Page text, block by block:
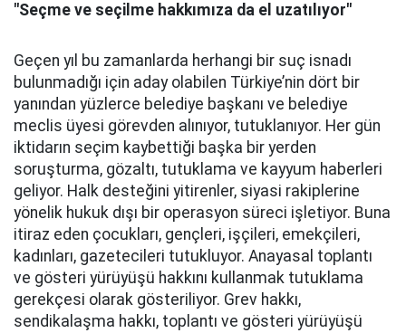
"Seçme ve seçilme hakkımıza da el uzatılıyor"
Geçen yıl bu zamanlarda herhangi bir suç isnadı
bulunmadığı için aday olabilen Türkiye’nin dört bir
yanından yüzlerce belediye başkanı ve belediye
meclis üyesi görevden alınıyor, tutuklanıyor. Her gün
iktidarın seçim kaybettiği başka bir yerden
soruşturma, gözaltı, tutuklama ve kayyum haberleri
geliyor. Halk desteğini yitirenler, siyasi rakiplerine
yönelik hukuk dışı bir operasyon süreci işletiyor. Buna
itiraz eden çocukları, gençleri, işçileri, emekçileri,
kadınları, gazetecileri tutukluyor. Anayasal toplantı
ve gösteri yürüyüşü hakkını kullanmak tutuklama
gerekçesi olarak gösteriliyor. Grev hakkı,
sendikalaşma hakkı, toplantı ve gösteri yürüyüşü